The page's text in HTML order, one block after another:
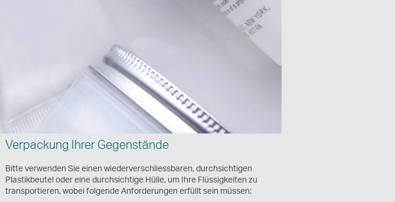
Verpackung Ihrer Gegenstände
Bitte verwenden Sie einen wiederverschliessbaren, durchsichtigen
Plastikbeutel oder eine durchsichtige Hülle, um Ihre Flüssigkeiten zu
transportieren, wobei folgende Anforderungen erfüllt sein müssen: